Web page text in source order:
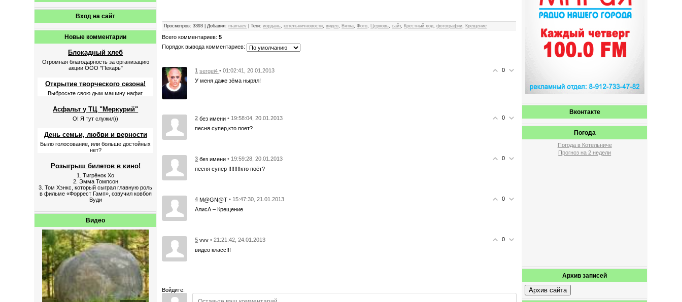
Вход на сайт
Новые комментарии
Блокадный хлеб
Огромная благодарность за организацию
акции ООО "Пекарь"
Открытие творческого сезона!
Выбросьте свою дым машину нафиг.
Асфальт у ТЦ "Меркурий"
О! Я тут служил))
День семьи, любви и верности
Было голосование, или больше достойных
нет?
Розыгрыш билетов в кино!
1. Тигрёнок Хо
2. Эмма Томпсон
3. Том Хэнкс, который сыграл главную роль
в фильме «Форрест Гамп», озвучил ковбоя
Вуди
Видео
Просмотров: 3393 | Добавил:mamaev |Теги:иордань ,котельничновости ,видео Вятка ,Фото Церковь ,сайт, Крестный ход ,фотографии Крещение
Всего комментариев:5
Порядок вывода комментариев:
0
1 sergei4 • 01:02:41, 20.01.2013
У меня даже зёма нырял!
0
2 без имени • 19:58:04, 20.01.2013
песня супер,кто поет?
0
3 без имени • 19:59:28, 20.01.2013
песня супер !!!!!!!!кто поёт?
0
4 M@GN@T • 15:47:30, 21.01.2013
АлисА – Крещение
0
5 vvv • 21:21:42, 24.01.2013
видео класс!!!
Войдите:
Вконтакте
Погода
Погода в Котельниче
Прогноз на 2 недели
Архив записей
Архив сайта